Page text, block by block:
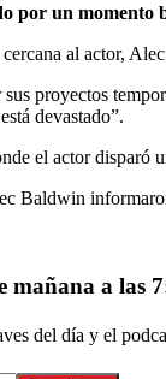
por un momento
al actor,
proyectos
devastado”.
el actor disparó
Baldwin
mañana a las
del día y el